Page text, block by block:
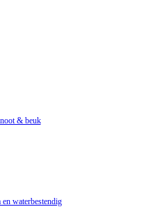
& beuk
waterbestendig